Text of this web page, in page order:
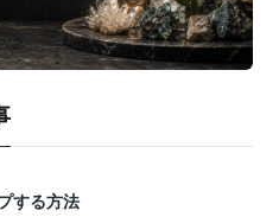
する方法